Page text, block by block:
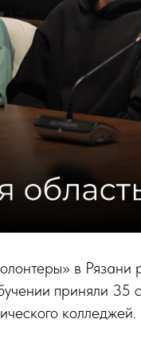
в Рязани
приняли 35
колледжей.